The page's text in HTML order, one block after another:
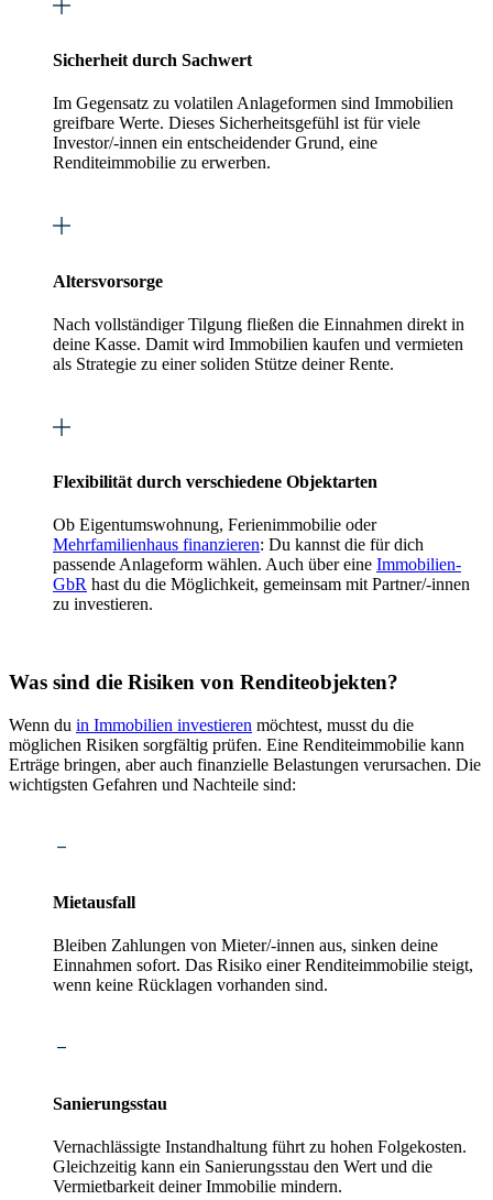
Sicherheit durch Sachwert
Im Gegensatz zu volatilen Anlageformen sind Immobilien
greifbare Werte. Dieses Sicherheitsgefühl ist für viele
Investor/-innen ein entscheidender Grund, eine
Renditeimmobilie zu erwerben.
Altersvorsorge
Nach vollständiger Tilgung fließen die Einnahmen direkt in
deine Kasse. Damit wird Immobilien kaufen und vermieten
als Strategie zu einer soliden Stütze deiner Rente.
Flexibilität durch verschiedene Objektarten
Ob Eigentumswohnung, Ferienimmobilie oder
Mehrfamilienhaus finanzieren: Du kannst die für dich
passende Anlageform wählen. Auch über eine Immobilien-
GbR hast du die Möglichkeit, gemeinsam mit Partner/-innen
zu investieren.
Was sind die Risiken von Renditeobjekten?
Wenn du in Immobilien investieren möchtest, musst du die
möglichen Risiken sorgfältig prüfen. Eine Renditeimmobilie kann
Erträge bringen, aber auch finanzielle Belastungen verursachen. Die
wichtigsten Gefahren und Nachteile sind:
Mietausfall
Bleiben Zahlungen von Mieter/-innen aus, sinken deine
Einnahmen sofort. Das Risiko einer Renditeimmobilie steigt,
wenn keine Rücklagen vorhanden sind.
Sanierungsstau
Vernachlässigte Instandhaltung führt zu hohen Folgekosten.
Gleichzeitig kann ein Sanierungsstau den Wert und die
Vermietbarkeit deiner Immobilie mindern.